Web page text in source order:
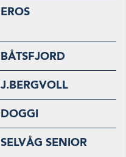
EROS
BÅTSFJORD
J.BERGVOLL
DOGGI
SELVÅG SENIOR